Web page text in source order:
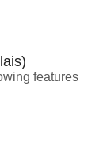
features